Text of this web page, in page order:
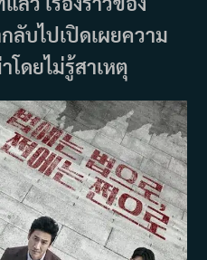
ลับไปเปิดเผยความ
โดยไม่รู้สาเหตุ